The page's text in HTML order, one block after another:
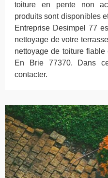
toiture en pente non
produits sont disponibles
Entreprise Desimpel 77
nettoyage de votre
nettoyage de toiture
En Brie 77370. Dans
contacter.